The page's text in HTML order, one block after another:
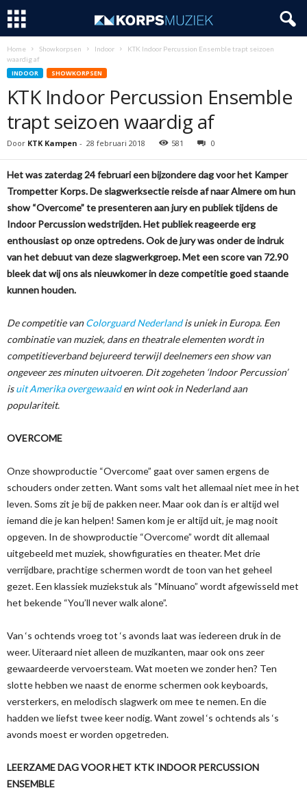
Home Showkorpsen Indoor
KTK Indoor Percussion Ensemble trapt seizoen
waardig af
INDOOR SHOWKORPSEN
KTK Indoor Percussion Ensemble
trapt seizoen waardig af
Door KTK Kampen - 28 februari 2018 581 0
Het was zaterdag 24 februari een bijzondere dag voor het Kamper
Trompetter Korps. De slagwerksectie reisde af naar Almere om hun
show “Overcome” te presenteren aan jury en publiek tijdens de
Indoor Percussion wedstrijden. Het publiek reageerde erg
enthousiast op onze optredens. Ook de jury was onder de indruk
van het debuut van deze slagwerkgroep. Met een score van 72.90
bleek dat wij ons als nieuwkomer in deze competitie goed staande
kunnen houden.
De competitie vanColorguard Nederlandis uniek in Europa. Een
combinatie van muziek, dans en theatrale elementen wordt in
competitieverband bejureerd terwijl deelnemers een show van
ongeveer zes minuten uitvoeren. Dit zogeheten ‘Indoor Percussion’
isuit Amerika overgewaaiden wint ook in Nederland aan
populariteit.
OVERCOME
Onze showproductie “Overcome” gaat over samen ergens de
schouders onder zetten. Want soms valt het allemaal niet mee in het
leven. Soms zit je bij de pakken neer. Maar ook dan is er altijd wel
iemand die je kan helpen! Samen kom je er altijd uit, je mag nooit
opgeven. In de showproductie “Overcome” wordt dit allemaal
uitgebeeld met muziek, showfiguraties en theater. Met drie
verrijdbare, prachtige schermen wordt de toon van het geheel
gezet. Een klassiek muziekstuk als “Minuano” wordt afgewisseld met
het bekende “You’ll never walk alone”.
Van ‘s ochtends vroeg tot ‘s avonds laat was iedereen druk in de
weer. Uiteraard niet alleen de muzikanten, maar ook ons zeer
gewaardeerde vervoersteam. Wat moeten we zonder hen? Ten
slotte hebben we naast de enorme schermen ook keyboards,
versterkers, en melodisch slagwerk om mee te nemen. En die
hadden we liefst twee keer nodig. Want zowel ‘s ochtends als ‘s
avonds moest er worden opgetreden.
LEERZAME DAG VOOR HET KTK INDOOR PERCUSSION
ENSEMBLE